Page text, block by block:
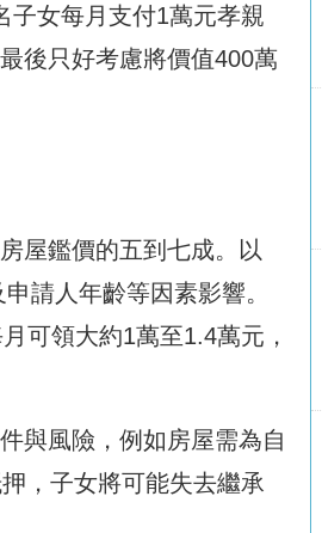
子女每月支付1萬元孝親
後只好考慮將價值400萬
屋鑑價的五到七成。以
請人年齡等因素影響。
可領大約1萬至1.4萬元，
與風險，例如房屋需為自
，子女將可能失去繼承